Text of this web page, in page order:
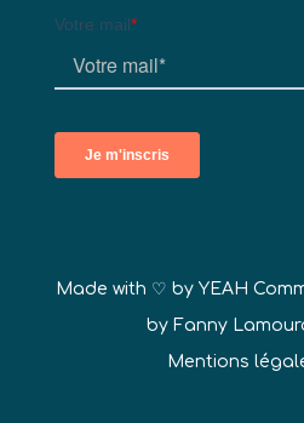
Made with ♡ byYEAH
by Fanny
Mentions